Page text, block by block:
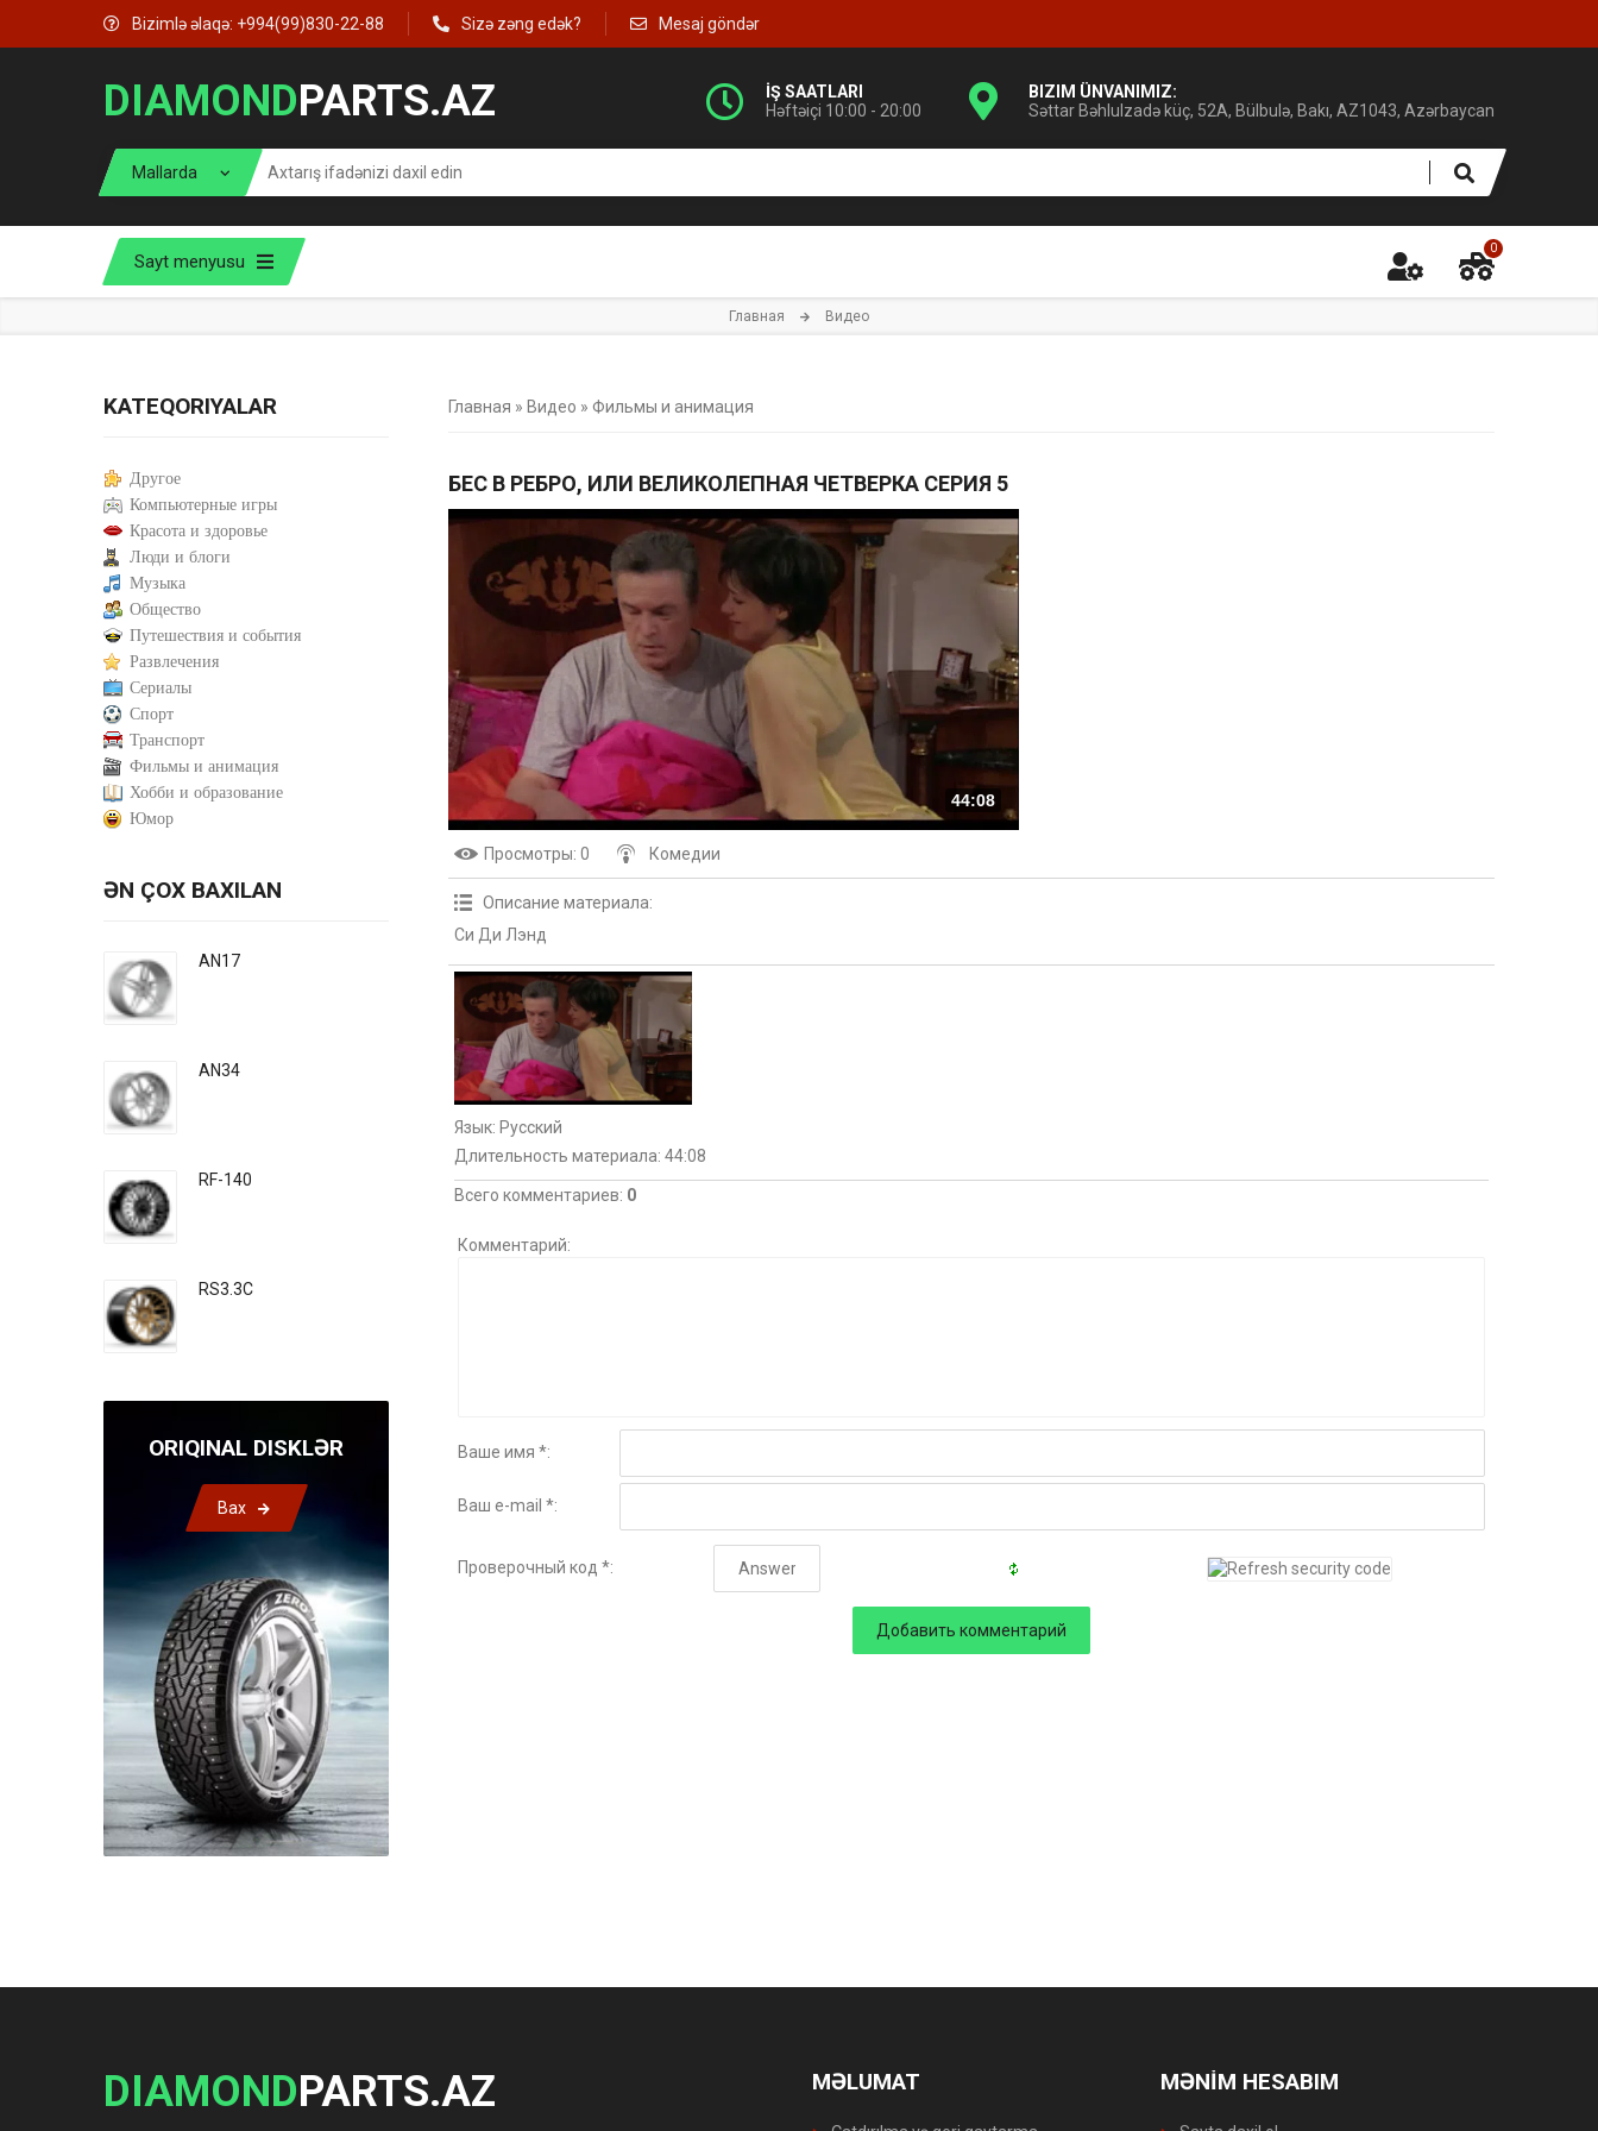
Bizimlə əlaqə: +994(99)830-22-88 Sizə zəng edək? Mesaj göndər
DIAMONDPARTS.AZ
İŞ SAATLARI
Həftəiçi 10:00 - 20:00
BIZIM ÜNVANIMIZ:
Səttar Bəhlulzadə küç, 52A, Bülbulə, Bakı, AZ1043, Azərbaycan
Sayt menyusu
0
Главная Видео
Главная » Видео » Фильмы и анимация
БЕС В РЕБРО, ИЛИ ВЕЛИКОЛЕПНАЯ ЧЕТВЕРКА СЕРИЯ 5
44:08
Просмотры: 0 Комедии
Описание материала:
Си Ди Лэнд
Язык: Русский
Длительность материала: 44:08
Всего комментариев: 0
Комментарий:
Ваше имя *:
Ваш e-mail *:
Проверочный код *:
KATEQORIYALAR
Другое
Компьютерные игры
Красота и здоровье
Люди и блоги
Музыка
Общество
Путешествия и события
Развлечения
Сериалы
Спорт
Транспорт
Фильмы и анимация
Хобби и образование
Юмор
ƏN ÇOX BAXILAN
AN17
AN34
RF-140
RS3.3C
ORIQINAL DISKLƏR
Bax
DIAMONDPARTS.AZ MƏLUMAT MƏNİM HESABIM